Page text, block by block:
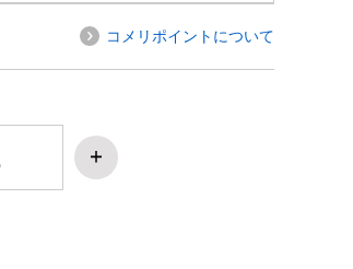
コメリポイントについて